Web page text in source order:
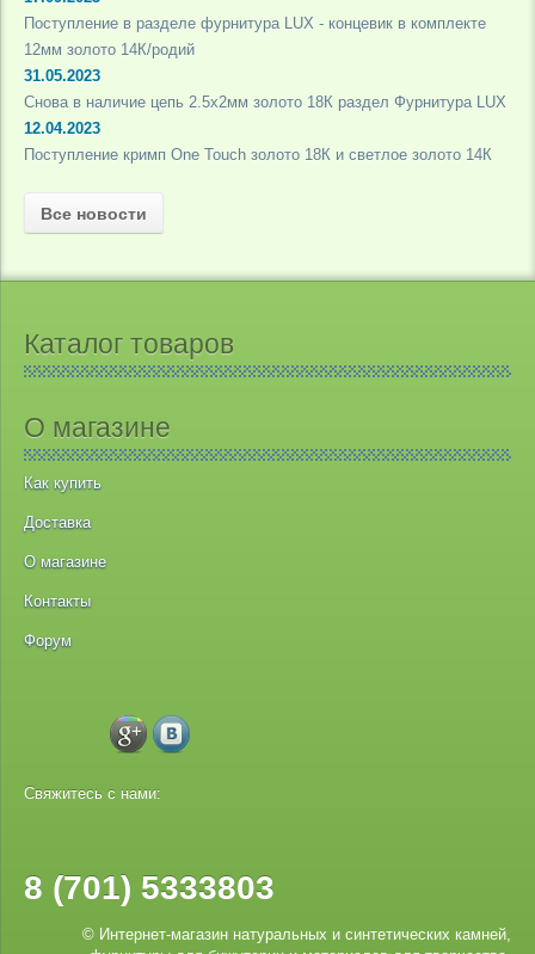
Поступление в разделе фурнитура LUX - концевик в комплекте
12мм золото 14К/родий
31.05.2023
Снова в наличие цепь 2.5х2мм золото 18К раздел Фурнитура LUX
12.04.2023
Поступление кримп One Touch золото 18К и светлое золото 14К
Все новости
Каталог товаров
О магазине
Как купить
Доставка
О магазине
Контакты
Форум
Свяжитесь с нами:
8 (701) 5333803
© Интернет-магазин натуральных и синтетических камней,